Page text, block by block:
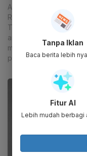
Alat pengolahan
Rumah Atsiri Indonesia,
Tengah. Sejarah
antara pemerintah
minyak atsiri dengan
pada tahun 1963.
Tanpa Iklan
Baca berita lebih
Fitur AI
Lebih mudah berbagi